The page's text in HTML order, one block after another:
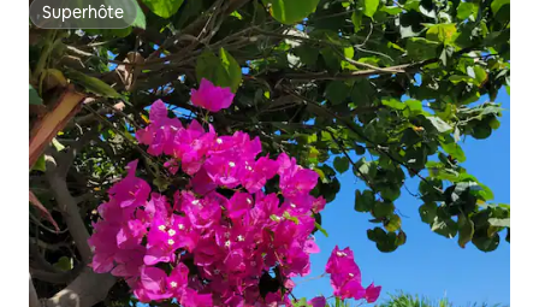
Superhôte
Superhôte